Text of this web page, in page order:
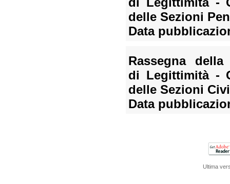
delle Sezioni
Data
Rassegna della
di Legittimità -
delle Sezioni
Data
Ultima